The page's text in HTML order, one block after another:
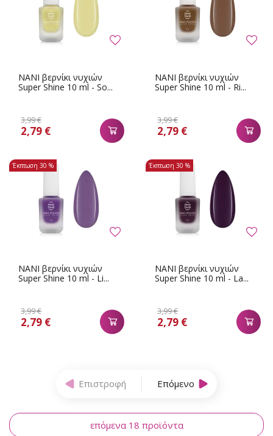
NANI βερνίκι νυχιών
Super Shine 10 ml - So...
3,99 €
2,79 €
NANI βερνίκι νυχιών
Super Shine 10 ml - Ri...
3,99 €
2,79 €
NANI βερνίκι νυχιών
Super Shine 10 ml - Li...
3,99 €
2,79 €
Έκπτωση 30 %
NANI βερνίκι νυχιών
Super Shine 10 ml - La...
3,99 €
2,79 €
Έκπτωση 30 %
Επιστροφή Επόμενο
επόμενα 18 προϊόντα